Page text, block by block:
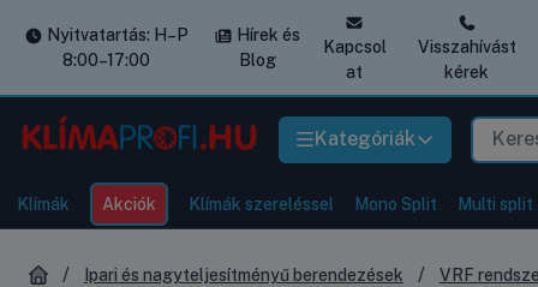
Kategóriák
Nyitvatartás: H–P
8:00–17:00
Hírek és
Blog
Kapcsol
at
Visszahívást
kérek
Klímák Akciók Klímák szereléssel Mono Split Multi split
Ipari és nagyteljesítményű berendezések VRF